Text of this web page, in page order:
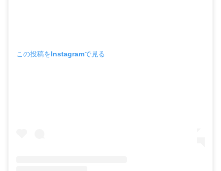
この投稿をInstagramで見る